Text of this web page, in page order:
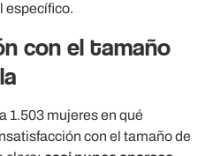
específico.
con el tamaño
1.503 mujeres en qué
con el tamaño de